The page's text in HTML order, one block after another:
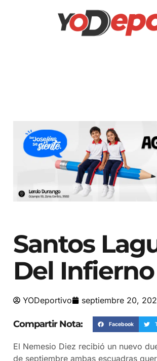
Santos
Del Infierno
YODeportivo septiembre 20,
Compartir Nota: Facebook
El Nemesio Diez recibió un nuevo
de septiembre ambas escuadras